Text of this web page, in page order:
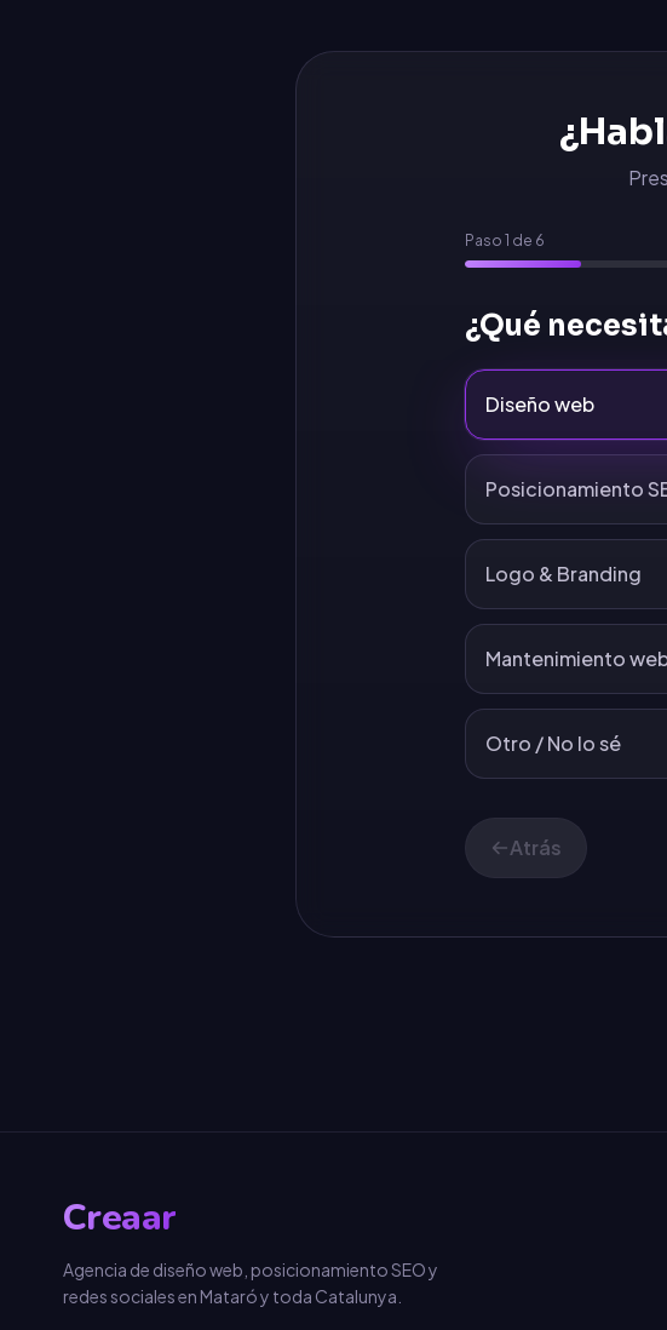
Paso 1 de 6
¿Qué
Diseño web
Posicionamiento
Logo & Branding
Mantenimiento
Otro / No lo sé
Atrás
Creaar
Agencia de diseño web, posicionamiento SEO y
redes sociales en Mataró y toda Catalunya.